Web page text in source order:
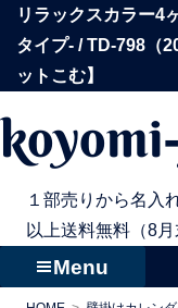
ツ
プ
リラックスカラー4
タイプ- / TD-798（
ットこむ】
１部売りから名入
以上送料無料（8月
Menu